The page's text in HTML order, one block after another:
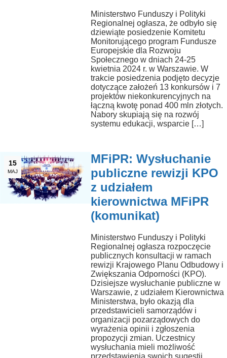
Ministerstwo Funduszy i Polityki
Regionalnej ogłasza, że odbyło się
dziewiąte posiedzenie Komitetu
Monitorującego program Fundusze
Europejskie dla Rozwoju
Społecznego w dniach 24-25
kwietnia 2024 r. w Warszawie. W
trakcie posiedzenia podjęto decyzje
dotyczące założeń 13 konkursów i 7
projektów niekonkurencyjnych na
łączną kwotę ponad 400 mln złotych.
Nabory skupiają się na rozwój
systemu edukacji, wsparcie […]
15
MAJ
MFiPR: Wysłuchanie
publiczne rewizji KPO
z udziałem
kierownictwa MFiPR
(komunikat)
Ministerstwo Funduszy i Polityki
Regionalnej ogłasza rozpoczęcie
publicznych konsultacji w ramach
rewizji Krajowego Planu Odbudowy i
Zwiększania Odporności (KPO).
Dzisiejsze wysłuchanie publiczne w
Warszawie, z udziałem Kierownictwa
Ministerstwa, było okazją dla
przedstawicieli samorządów i
organizacji pozarządowych do
wyrażenia opinii i zgłoszenia
propozycji zmian. Uczestnicy
wysłuchania mieli możliwość